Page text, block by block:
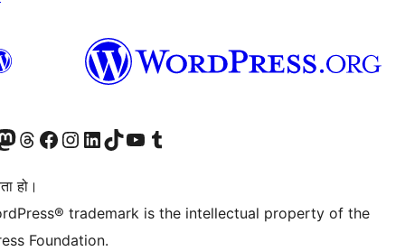
भ्रमण गर्नुहोस्
म्यास्टोडन खाता भ्रमण गर्नुहोस्
हाम्रो थ्रेड्स खातामा जानुहोस्
हाम्रो फेसबुक पेजमा जानुहोस्
हाम्रो इन्स्टाग्राम खातामा जानुहोस्
हाम्रो लिङ्क्डइन खातामा जानुहोस्
हाम्रो TikTok खाता भ्रमण गर्नुहोस्
हाम्रो युट्युब च्यानलमा जानुहोस्
हाम्रो टम्बलर खाता भ्रमण गर्नुहोस्
हो।
trademark is the intellectual property of the
Foundation.